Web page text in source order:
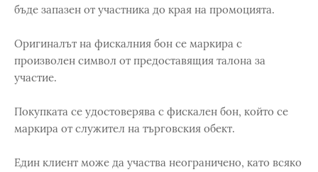
бъде запазен от участника до края на промоцията.
Оригиналът на фискалния бон се маркира с
произволен символ от предоставящия талона за
участие.
Покупката се удостоверява с фискален бон, който се
маркира от служител на търговския обект.
Един клиент може да участва неограничено, като всяко